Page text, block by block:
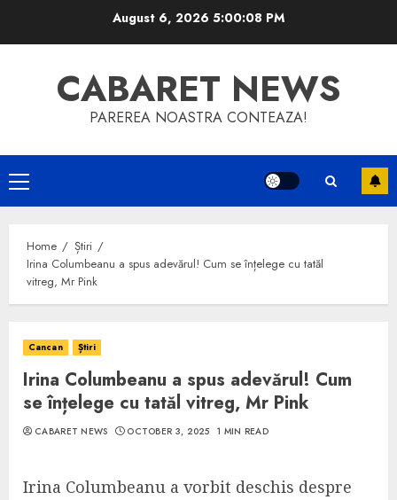
August 6, 2026 5:00:09 PM
CABARET NEWS
PAREREA NOASTRA CONTEAZA!
Primary
Menu
Home
Știri
Irina Columbeanu a spus adevărul! Cum se înțelege cu tatăl
vitreg, Mr Pink
Cancan Știri
Irina Columbeanu a spus adevărul! Cum
se înțelege cu tatăl vitreg, Mr Pink
CABARET NEWS OCTOBER 3, 2025 1 MIN READ
Irina Columbeanu a vorbit deschis despre